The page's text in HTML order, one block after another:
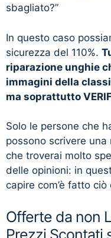
sbagliato?”
In questo caso
sicurezza del 110%.
riparazione unghie
immagini della
ma soprattutto
Solo le persone che
possono scrivere
che troverai molto
delle opinioni: in
capire com’è fatto
Offerte da non
Prezzi Scontati